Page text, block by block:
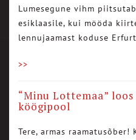
Lumesegune vihm
esiklaasile, kui mööda
lennujaamast koduse
>>
“Minu Lottemaa”
köögipool
Tere, armas raamatusõber!